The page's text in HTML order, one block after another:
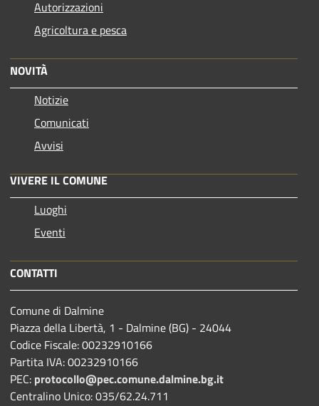
Autorizzazioni
Agricoltura e pesca
NOVITÀ
Notizie
Comunicati
Avvisi
VIVERE IL COMUNE
Luoghi
Eventi
CONTATTI
Comune di Dalmine
Piazza della Libertà, 1 - Dalmine (BG) - 24044
Codice Fiscale: 00232910166
Partita IVA: 00232910166
PEC: protocollo@pec.comune.dalmine.bg.it
Centralino Unico: 035/62.24.711